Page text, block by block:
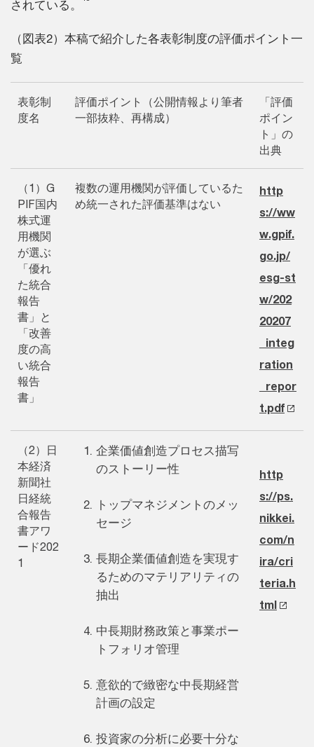
されている。
（図表2）本稿で紹介した各表彰制度の評価ポイント一
覧
表彰制
度名
評価ポイント（公開情報より筆者
一部抜粋、再構成）
「評価
ポイン
ト」の
出典
（1）G
PIF国内
株式運
用機関
が選ぶ
「優れ
た統合
報告
書」と
「改善
度の高
い統合
報告
書」
複数の運用機関が評価しているた
め統一された評価基準はない
http
s://ww
w.gpif.
go.jp/
esg-st
w/202
20207
_integ
ration
_repor
t.pdf
（2）日
本経済
新聞社
日経統
合報告
書アワ
ード202
1
企業価値創造プロセス描写
のストーリー性
トップマネジメントのメッ
セージ
長期企業価値創造を実現す
るためのマテリアリティの
抽出
中長期財務政策と事業ポー
トフォリオ管理
意欲的で緻密な中長期経営
計画の設定
投資家の分析に必要十分な
http
s://ps.
nikkei.
com/n
ira/cri
teria.h
tml